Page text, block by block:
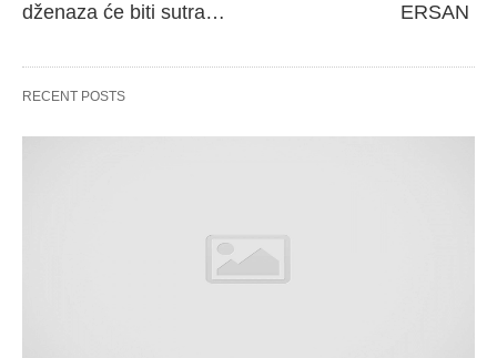
dženaza će biti sutra…
ERSAN
RECENT POSTS